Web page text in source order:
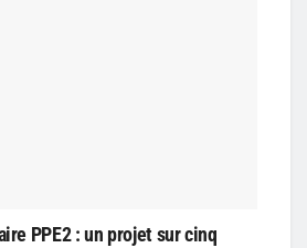
PPE2 : un projet sur cinq